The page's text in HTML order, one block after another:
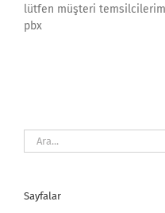
lütfen müşteri
pbx
Ara:
Sayfalar